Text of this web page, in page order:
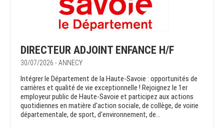
DIRECTEUR ADJOINT ENFANCE H/F
30/07/2026 - ANNECY
Intégrer le Département de la Haute-Savoie : opportunités de
carrières et qualité de vie exceptionnelle ! Rejoignez le 1er
employeur public de Haute-Savoie et participez aux actions
quotidiennes en matière d'action sociale, de collège, de voirie
départementale, de sport, d'environnement, de...